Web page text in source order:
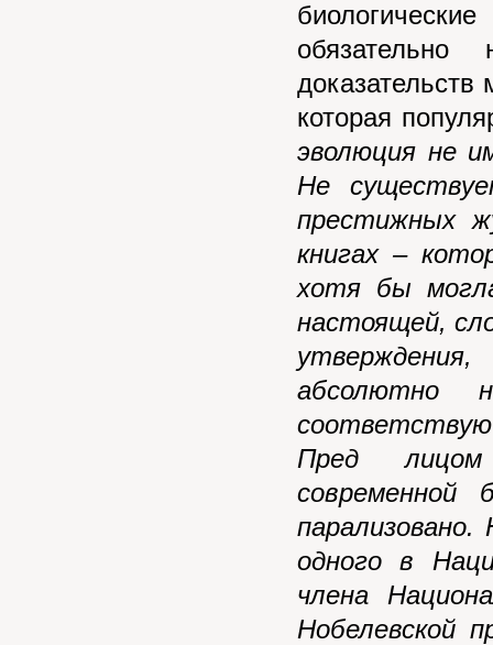
которая
эволюция не
Не
престижных
книгах –
хотя бы
настоящей,
абсолютно
Пред лицом
современной
одного в
члена
Нобелевской